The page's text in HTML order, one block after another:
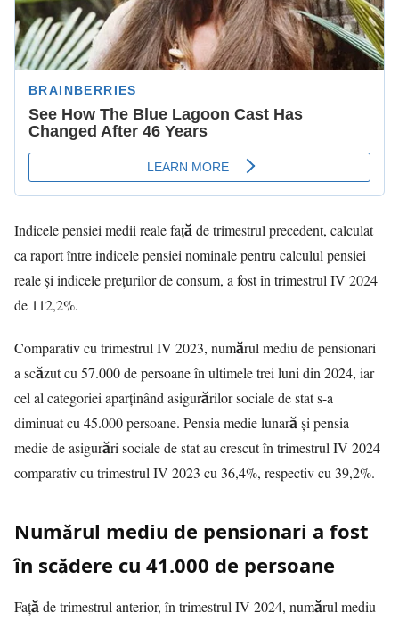
Indicele pensiei medii reale față de trimestrul precedent, calculat
ca raport între indicele pensiei nominale pentru calculul pensiei
reale și indicele prețurilor de consum, a fost în trimestrul IV 2024
de 112,2%.
Comparativ cu trimestrul IV 2023, numărul mediu de pensionari
a scăzut cu 57.000 de persoane în ultimele trei luni din 2024, iar
cel al categoriei aparținând asigurărilor sociale de stat s-a
diminuat cu 45.000 persoane. Pensia medie lunară și pensia
medie de asigurări sociale de stat au crescut în trimestrul IV 2024
comparativ cu trimestrul IV 2023 cu 36,4%, respectiv cu 39,2%.
Numărul mediu de pensionari a fost
în scădere cu 41.000 de persoane
Față de trimestrul anterior, în trimestrul IV 2024, numărul mediu